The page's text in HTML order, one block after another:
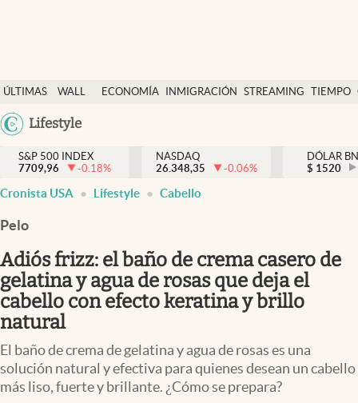
ÚLTIMAS
NOTICIAS
WALL
Y
DÓLAR
ECONOMÍA INMIGRACIÓN STREAMING TIEMPO
México
Lifestyle
Finanzas y economía
Wall Street y dólar
Inmigración
Espiritual
Streaming
Lifestyle
S&P 500 INDEX
7709,96
-0.18%
NASDAQ
26.348,35
-0.06%
DÓLAR
$ 1520
Cronista USA Lifestyle Cabello
Pelo
Adiós frizz: el baño de crema casero de
gelatina y agua de rosas que deja el
cabello con efecto keratina y brillo
natural
El baño de crema de gelatina y agua de rosas es una
solución natural y efectiva para quienes desean un cabello
más liso, fuerte y brillante. ¿Cómo se prepara?